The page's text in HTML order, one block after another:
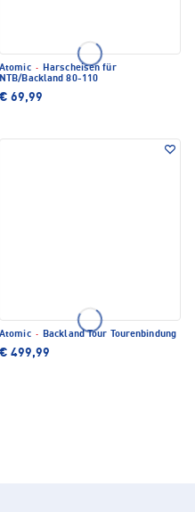
Atomic · Harscheisen für
NTB/Backland 80-110
€ 69,99
Atomic · Backland Tour Tourenbindung
€ 499,99